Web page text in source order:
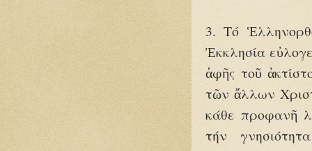
3. Τό
Ἐκκλησία
ἁφῆς τοῦ
τῶν ἄλλων
κάθε προφανῆ
τήν